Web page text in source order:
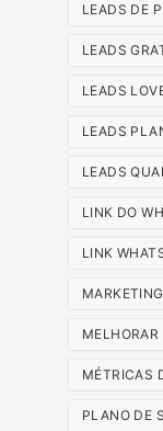
LEADS DE
LEADS
LEADS
LEADS
LEADS
LINK DO
LINK
MÉTRICAS
PLANO DE